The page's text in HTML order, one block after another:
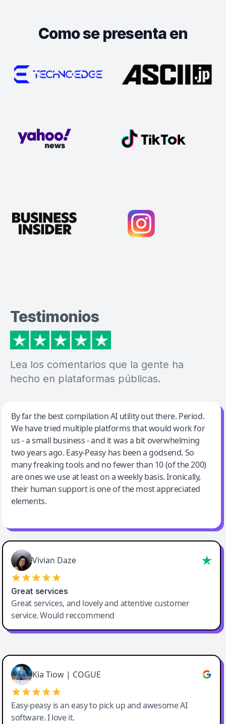
Como se presenta en
Testimonios
Lea los comentarios que la gente ha
hecho en plataformas públicas.
Jeff Wilson
By far the best compilation AI utility
By far the best compilation AI utility out there. Period.
We have tried multiple platforms that would work for
us - a small business - and it was a bit overwhelming
two years ago. Easy-Peasy has been a godsend. So
many freaking tools and no fewer than 10 (of the 200)
are ones we use at least on a weekly basis. Ironically,
their human support is one of the most appreciated
elements.
Vivian Daze
Great services
Great services, and lovely and attentive customer
service. Would reccommend
Cody Crabb
Great service, Best AI tool
Kia Tiow | COGUE
Easy-peasy is an easy to pick up and awesome AI
software. I love it.